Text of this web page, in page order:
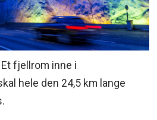
Et fjellrom inne i
hele den 24,5 km lange